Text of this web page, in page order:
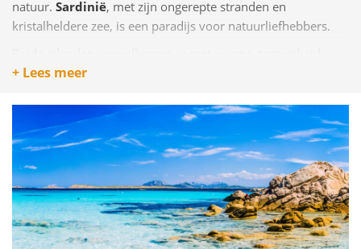
natuur. Sardinië, met zijn ongerepte stranden en
kristalheldere zee, is een paradijs voor natuurliefhebbers.
culinaire hoogstandjes en adembenemende landschappen.
Sardinië, waar de zon altijd schijnt en avontuur wacht om
ontdekt te worden.
+ Lees meer